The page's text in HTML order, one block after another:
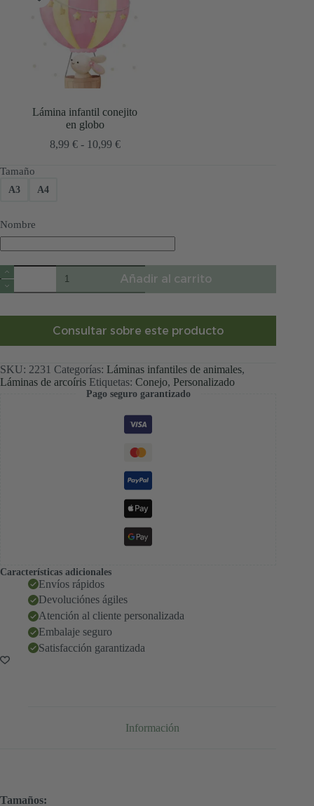
Lámina infantil conejito
en globo
8,99 € - 10,99 €Rango
Tamaño
A3 A4
Nombre
Lámina
conejito
y
con
Añadir al carrito
Consultar sobre este producto
SKU: 2231 Categorías: Láminas infantiles de animales,
Láminas de arcoíris Etiquetas: Conejo, Personalizado
Pago seguro garantizado
Características adicionales
Envíos rápidos
Devoluciónes ágiles
Atención al cliente personalizada
Embalaje seguro
Satisfacción garantizada
Información
Tamaños: